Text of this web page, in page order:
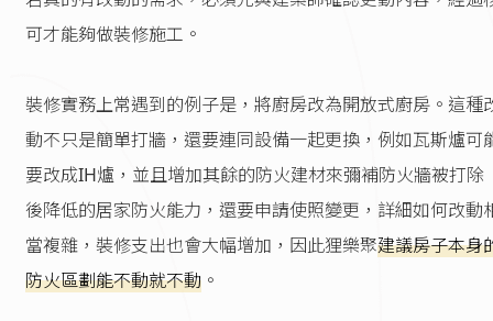
可才能夠做裝修施工。
裝修實務上常遇到的例子是，將廚房改為開放式廚房。這種
動不只是簡單打牆，還要連同設備一起更換，例如瓦斯爐可
要改成IH爐，並且增加其餘的防火建材來彌補防火牆被打除
後降低的居家防火能力，還要申請使照變更，詳細如何改動
當複雜，裝修支出也會大幅增加，因此狸樂聚建議房子本身
防火區劃能不動就不動 。